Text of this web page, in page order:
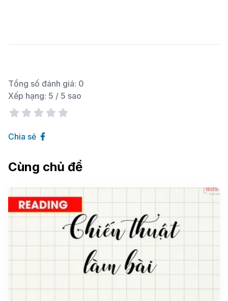
Tổng số đánh giá: 0
Xếp hạng: 5 / 5 sao
Chia sẻ
Cùng chủ đề